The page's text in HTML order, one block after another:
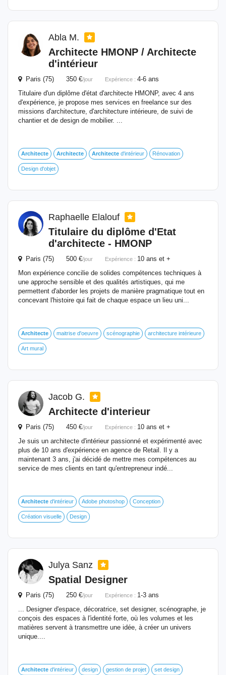
Abla M.
Architecte HMONP / Architecte
d'intérieur
Paris (75) 350 €/jour Expérience : 4-6 ans
Titulaire d'un diplôme d'état d'architecte HMONP, avec 4 ans
d'expérience, je propose mes services en freelance sur des
missions d'architecture, d'architecture intérieure, de suivi de
chantier et de design de mobilier. ...
Architecte Architecte Architecte d'intérieur Rénovation
Design d'objet
Raphaelle Elalouf
Titulaire du diplôme d'Etat
d'architecte - HMONP
Paris (75) 500 €/jour Expérience : 10 ans et +
Mon expérience concilie de solides compétences techniques à
une approche sensible et des qualités artistiques, qui me
permettent d'aborder les projets de manière pragmatique tout en
concevant l'histoire qui fait de chaque espace un lieu uni...
Architecte maitrise d'oeuvre scénographie architecture intérieure
Art mural
Jacob G.
Architecte d'interieur
Paris (75) 450 €/jour Expérience : 10 ans et +
Je suis un architecte d'intérieur passionné et expérimenté avec
plus de 10 ans d'expérience en agence de Retail. Il y a
maintenant 3 ans, j'ai décidé de mettre mes compétences au
service de mes clients en tant qu'entrepreneur indé...
Architecte d'intérieur Adobe photoshop Conception
Création visuelle Design
Julya Sanz
Spatial Designer
Paris (75) 250 €/jour Expérience : 1-3 ans
... Designer d'espace, décoratrice, set designer, scénographe, je
conçois des espaces à l'identité forte, où les volumes et les
matières servent à transmettre une idée, à créer un univers
unique....
Architecte d'intérieur design gestion de projet set design